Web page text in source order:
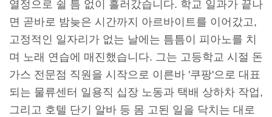
열정으로 쉴 틈 없이 흘러갔습니다. 학교 일과가 끝나
면 곧바로 밤늦은 시간까지 아르바이트를 이어갔고,
고정적인 일자리가 없는 날에는 틈틈이 피아노를 치
며 노래 연습에 매진했습니다. 그는 고등학교 시절 돈
가스 전문점 직원을 시작으로 이른바 '쿠팡'으로 대표
되는 물류센터 일용직 십장 노동과 택배 상하차 작업,
그리고 호텔 단기 알바 등 몸 고된 일을 닥치는 대로